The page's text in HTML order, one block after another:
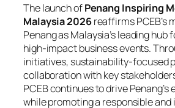
The launch ofPenang Inspiring
Malaysia 2026reaffirms PCEB’s
Penang as Malaysia’s leading hub
high-impact business events.
initiatives, sustainability-focused
collaboration with key
PCEB continues to drive
while promoting a responsible and